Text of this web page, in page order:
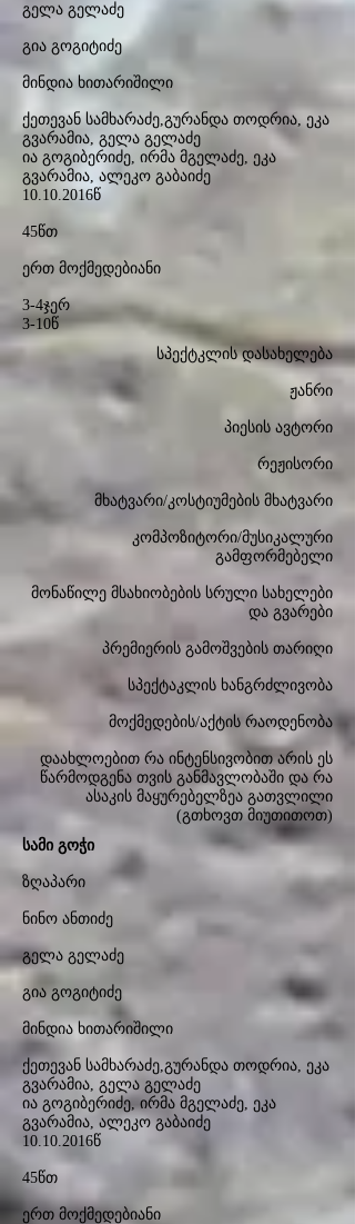
გელა გელაძე
გია გოგიტიძე
მინდია ხითარიშილი
ქეთევან სამხარაძე,გურანდა თოდრია, ეკა
გვარამია, გელა გელაძე
ია გოგიბერიძე, ირმა მგელაძე, ეკა
გვარამია, ალეკო გაბაიძე
10.10.2016წ
45წთ
ერთ მოქმედებიანი
3-4ჯერ
3-10წ
სპექტკლის დასახელება
ჟანრი
პიესის ავტორი
რეჟისორი
მხატვარი/კოსტიუმების მხატვარი
კომპოზიტორი/მუსიკალური
გამფორმებელი
მონაწილე მსახიობების სრული სახელები
და გვარები
პრემიერის გამოშვების თარიღი
სპექტაკლის ხანგრძლივობა
მოქმედების/აქტის რაოდენობა
დაახლოებით რა ინტენსივობით არის ეს
წარმოდგენა თვის განმავლობაში და რა
ასაკის მაყურებელზეა გათვლილი
(გთხოვთ მიუთითოთ)
სამი გოჭი
ზღაპარი
ნინო ანთიძე
გელა გელაძე
გია გოგიტიძე
მინდია ხითარიშილი
ქეთევან სამხარაძე,გურანდა თოდრია, ეკა
გვარამია, გელა გელაძე
ია გოგიბერიძე, ირმა მგელაძე, ეკა
გვარამია, ალეკო გაბაიძე
10.10.2016წ
45წთ
ერთ მოქმედებიანი